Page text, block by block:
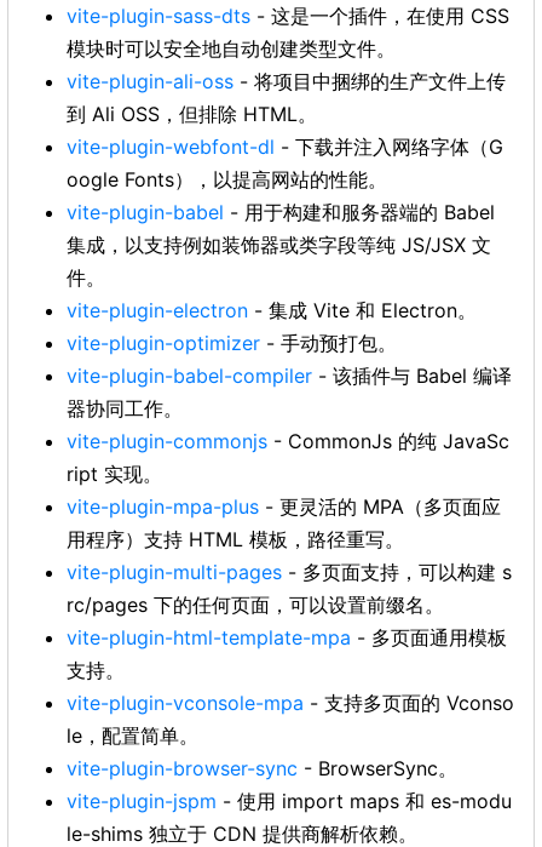
vite-plugin-sass-dts - 这是一个插件，在使用 CSS
模块时可以安全地自动创建类型文件。
vite-plugin-ali-oss - 将项目中捆绑的生产文件上传
到 Ali OSS，但排除 HTML。
vite-plugin-webfont-dl - 下载并注入网络字体（G
oogle Fonts），以提高网站的性能。
vite-plugin-babel - 用于构建和服务器端的 Babel
集成，以支持例如装饰器或类字段等纯 JS/JSX 文
件。
vite-plugin-electron - 集成 Vite 和 Electron。
vite-plugin-optimizer - 手动预打包。
vite-plugin-babel-compiler - 该插件与 Babel 编译
器协同工作。
vite-plugin-commonjs - CommonJs 的纯 JavaSc
ript 实现。
vite-plugin-mpa-plus - 更灵活的 MPA（多页面应
用程序）支持 HTML 模板，路径重写。
vite-plugin-multi-pages - 多页面支持，可以构建 s
rc/pages 下的任何页面，可以设置前缀名。
vite-plugin-html-template-mpa - 多页面通用模板
支持。
vite-plugin-vconsole-mpa - 支持多页面的 Vconso
le，配置简单。
vite-plugin-browser-sync - BrowserSync。
vite-plugin-jspm - 使用 import maps 和 es-modu
le-shims 独立于 CDN 提供商解析依赖。